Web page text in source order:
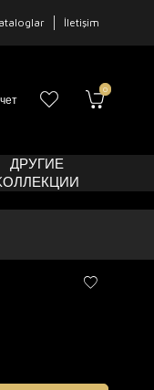
İletişim
0
ДРУГИЕ